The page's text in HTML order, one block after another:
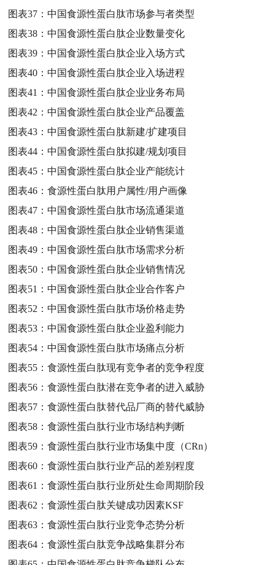
图表37：中国食源性蛋白肽市场参与者类型
图表38：中国食源性蛋白肽企业数量变化
图表39：中国食源性蛋白肽企业入场方式
图表40：中国食源性蛋白肽企业入场进程
图表41：中国食源性蛋白肽企业业务布局
图表42：中国食源性蛋白肽企业产品覆盖
图表43：中国食源性蛋白肽新建/扩建项目
图表44：中国食源性蛋白肽拟建/规划项目
图表45：中国食源性蛋白肽企业产能统计
图表46：食源性蛋白肽用户属性/用户画像
图表47：中国食源性蛋白肽市场流通渠道
图表48：中国食源性蛋白肽企业销售渠道
图表49：中国食源性蛋白肽市场需求分析
图表50：中国食源性蛋白肽企业销售情况
图表51：中国食源性蛋白肽企业合作客户
图表52：中国食源性蛋白肽市场价格走势
图表53：中国食源性蛋白肽企业盈利能力
图表54：中国食源性蛋白肽市场痛点分析
图表55：食源性蛋白肽现有竞争者的竞争程度
图表56：食源性蛋白肽潜在竞争者的进入威胁
图表57：食源性蛋白肽替代品厂商的替代威胁
图表58：食源性蛋白肽行业市场结构判断
图表59：食源性蛋白肽行业市场集中度（CRn）
图表60：食源性蛋白肽行业产品的差别程度
图表61：食源性蛋白肽行业所处生命周期阶段
图表62：食源性蛋白肽关键成功因素KSF
图表63：食源性蛋白肽行业竞争态势分析
图表64：食源性蛋白肽竞争战略集群分布